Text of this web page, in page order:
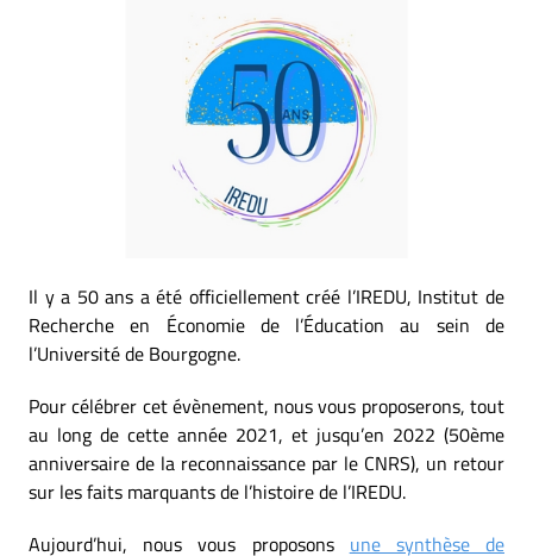
Il y a 50 ans a été officiellement créé l’IREDU, Institut de
Recherche en Économie de l’Éducation au sein de
l’Université de Bourgogne.
Pour célébrer cet évènement, nous vous proposerons, tout
au long de cette année 2021, et jusqu’en 2022 (50ème
anniversaire de la reconnaissance par le CNRS), un retour
sur les faits marquants de l’histoire de l’IREDU.
Aujourd’hui, nous vous proposons une synthèse de